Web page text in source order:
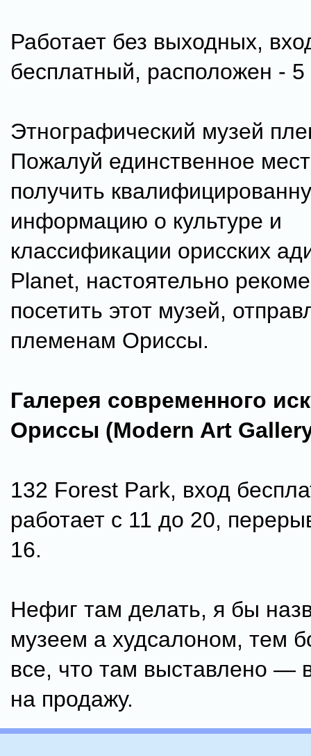
Работает без выходных,
бесплатный, расположен -
Этнографический музей
Пожалуй единственное
получить
информацию о культуре и
классификации орисских
Planet, настоятельно
посетить этот музей,
племенам Ориссы.
Галерея современного
Ориссы (Modern Art
132 Forest Park, вход
работает с 11 до 20,
16.
Нефиг там делать, я бы
музеем а худсалоном, тем
все, что там выставлено ―
на продажу.